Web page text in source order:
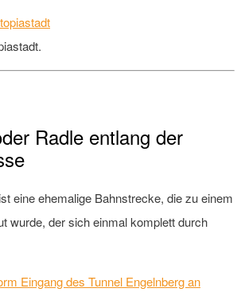
Radle entlang der
ist eine ehemalige Bahnstrecke, die zu einem
wurde, der sich einmal komplett durch